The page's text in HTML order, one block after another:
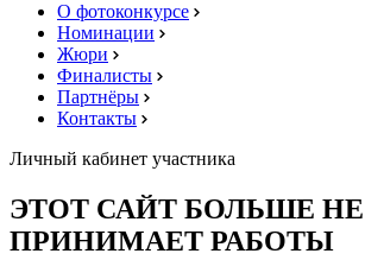
О фотоконкурсе
Номинации
Жюри
Финалисты
Партнёры
Контакты
Личный кабинет участника
ЭТОТ САЙТ БОЛЬШЕ НЕ
ПРИНИМАЕТ РАБОТЫ